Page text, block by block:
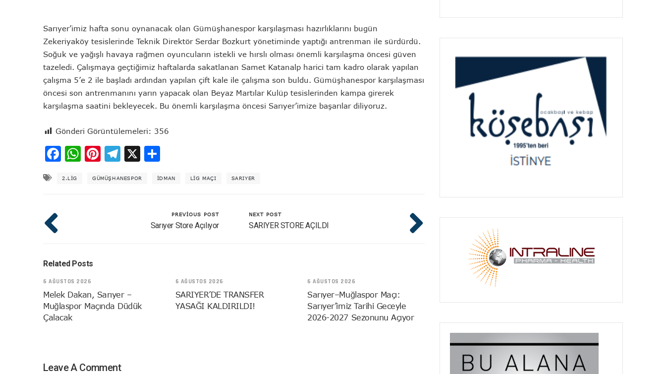
Sarıyer’imiz hafta sonu oynanacak olan Gümüşhanespor karşılaşması hazırlıklarını bugün
Zekeriyaköy tesislerinde Teknik Direktör Serdar Bozkurt yönetiminde yaptığı antrenman ile sürdürdü.
Soğuk ve yağışlı havaya rağmen oyuncuların istekli ve hırslı olması önemli karşılaşma öncesi güven
tazeledi. Çalışmaya geçtiğimiz haftalarda sakatlanan Samet Katanalp harici tam kadro olarak yapılan
çalışma 5’e 2 ile başladı ardından yapılan çift kale ile çalışma son buldu. Gümüşhanespor karşılaşması
öncesi son antrenmanını yarın yapacak olan Beyaz Martılar Kulüp tesislerinden kampa girerek
karşılaşma saatini bekleyecek. Bu önemli karşılaşma öncesi Sarıyer’imize başarılar diliyoruz.
Gönderi Görüntülemeleri: 356
Facebook
WhatsApp
Pinterest
Telegram
X
2.LIG GÜMÜŞHANESPOR IDMAN LIG MAÇI SARIYER
PREVIOUS POST
Sarıyer Store Açılıyor
NEXT POST
SARIYER STORE AÇILDI
Related Posts
6 AĞUSTOS 2026
Melek Dakan, Sarıyer –
Muğlaspor Maçında Düdük
Çalacak
6 AĞUSTOS 2026
SARIYER’DE TRANSFER
YASAĞI KALDIRILDI!
6 AĞUSTOS 2026
Sarıyer–Muğlaspor Maçı:
Sarıyer’imiz Tarihi Geceyle
2026-2027 Sezonunu Açıyor
Leave A Comment